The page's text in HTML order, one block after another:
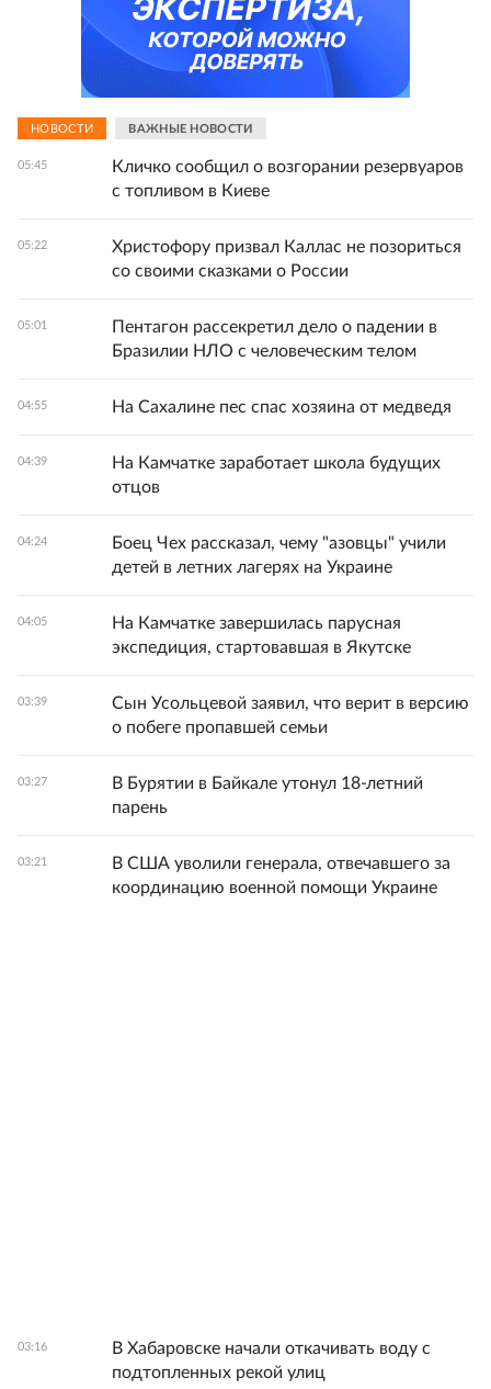
НОВОСТИ ВАЖНЫЕ НОВОСТИ
05:45
Кличко сообщил о возгорании резервуаров
с топливом в Киеве
05:22
Христофору призвал Каллас не позориться
со своими сказками о России
05:01
Пентагон рассекретил дело о падении в
Бразилии НЛО с человеческим телом
04:55 На Сахалине пес спас хозяина от медведя
04:39
На Камчатке заработает школа будущих
отцов
04:24
Боец Чех рассказал, чему "азовцы" учили
детей в летних лагерях на Украине
04:05
На Камчатке завершилась парусная
экспедиция, стартовавшая в Якутске
03:39
Сын Усольцевой заявил, что верит в версию
о побеге пропавшей семьи
03:27
В Бурятии в Байкале утонул 18-летний
парень
03:21
В США уволили генерала, отвечавшего за
координацию военной помощи Украине
03:16
В Хабаровске начали откачивать воду с
подтопленных рекой улиц